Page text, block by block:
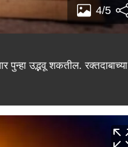
4/5
पुन्हा उद्भवू शकतील. रक्तदाबाच्या